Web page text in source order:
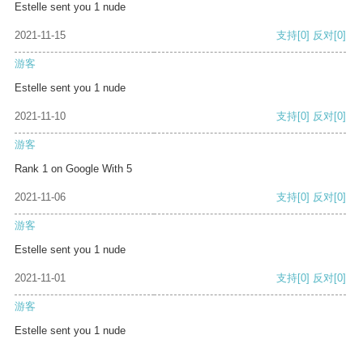
Estelle sent you 1 nude
2021-11-15 支持[0] 反对[0]
游客
Estelle sent you 1 nude
2021-11-10 支持[0] 反对[0]
游客
Rank 1 on Google With 5
2021-11-06 支持[0] 反对[0]
游客
Estelle sent you 1 nude
2021-11-01 支持[0] 反对[0]
游客
Estelle sent you 1 nude